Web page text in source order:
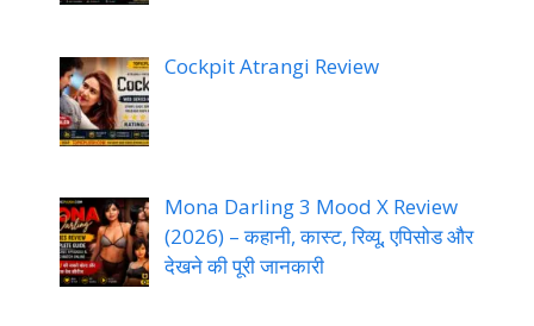
Cockpit Atrangi Review
Mona Darling 3 Mood X Review
(2026) – कहानी, कास्ट, रिव्यू, एपिसोड और
देखने की पूरी जानकारी